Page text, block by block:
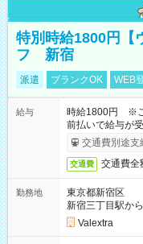
特別時給1800円【
フ 新宿
派遣 ブランクOK WEB
給与
時給1800円 ※ご
前払いで給与が
交通費別途支
交通費 交通費全
勤務地
東京都新宿区
新宿三丁目駅か
Valextra